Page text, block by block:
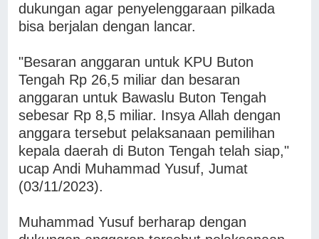
dukungan agar penyelenggaraan pilkada
bisa berjalan dengan lancar.
"Besaran anggaran untuk KPU Buton
Tengah Rp 26,5 miliar dan besaran
anggaran untuk Bawaslu Buton Tengah
sebesar Rp 8,5 miliar. Insya Allah dengan
anggara tersebut pelaksanaan pemilihan
kepala daerah di Buton Tengah telah siap,"
ucap Andi Muhammad Yusuf, Jumat
(03/11/2023).
Muhammad Yusuf berharap dengan